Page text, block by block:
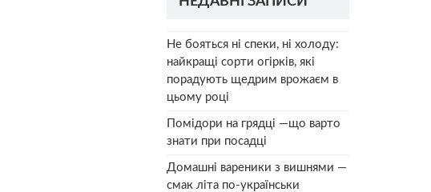
Не бояться ні спеки, ні холоду:
найкращі сорти огірків, які
порадують щедрим врожаєм в
цьому році
Помідори на грядці —що варто
знати при посадці
Домашні вареники з вишнями —
смак літа по-українськи